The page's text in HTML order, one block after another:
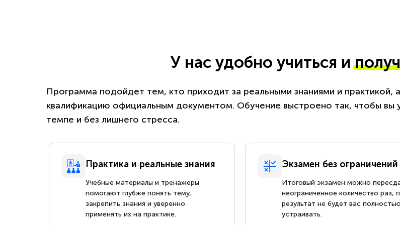
У нас удобно учиться и
Программа подойдет тем, кто приходит за реальными знаниями и
квалификацию официальным документом. Обучение выстроено так, чтобы
темпе и без лишнего стресса.
Практика и реальные знания
Учебные материалы и тренажеры
помогают глубже понять тему,
закрепить знания и уверенно
применять их на практике.
Экзамен без ограничений
Итоговый экзамен можно
неограниченное количество раз,
результат не будет вас полностью
устраивать.